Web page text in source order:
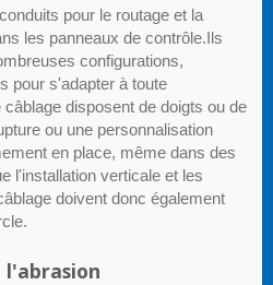
pour le routage et la
les panneaux de contrôle.Ils
configurations,
pour s'adapter à toute
disposent de doigts ou de
ou une personnalisation
en place, même dans des
l'installation verticale et les
doivent donc également